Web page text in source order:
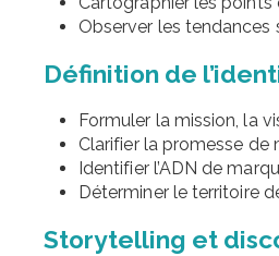
Observer les
Définition de
Formuler la mission, la
Clarifier la promesse de
Identifier l’ADN de
Déterminer le territoire
Storytelling et